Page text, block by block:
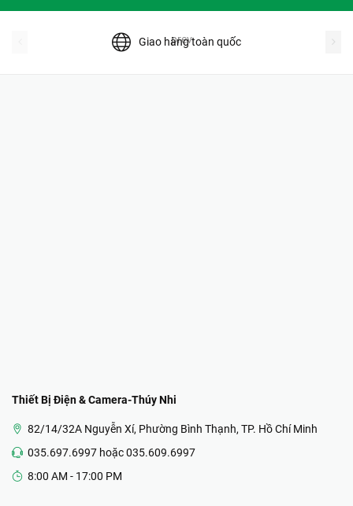
Giao hàng toàn quốc
prev
Thiết Bị Điện & Camera-Thúy Nhi
82/14/32A Nguyễn Xí, Phường Bình Thạnh, TP. Hồ Chí Minh
035.697.6997 hoặc 035.609.6997
8:00 AM - 17:00 PM